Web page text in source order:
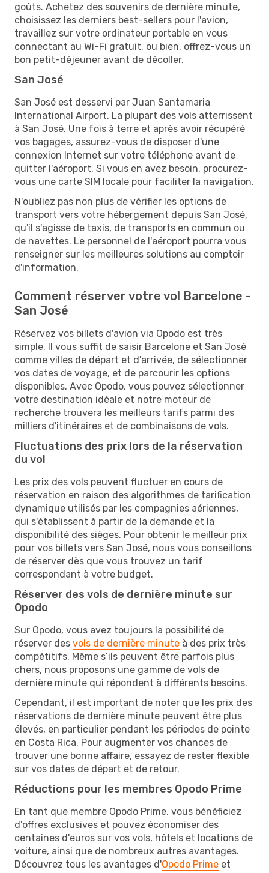
goûts. Achetez des souvenirs de dernière minute,
choisissez les derniers best-sellers pour l'avion,
travaillez sur votre ordinateur portable en vous
connectant au Wi-Fi gratuit, ou bien, offrez-vous un
bon petit-déjeuner avant de décoller.
San José
San José est desservi par Juan Santamaria
International Airport. La plupart des vols atterrissent
à San José. Une fois à terre et après avoir récupéré
vos bagages, assurez-vous de disposer d'une
connexion Internet sur votre téléphone avant de
quitter l'aéroport. Si vous en avez besoin, procurez-
vous une carte SIM locale pour faciliter la navigation.
N'oubliez pas non plus de vérifier les options de
transport vers votre hébergement depuis San José,
qu'il s'agisse de taxis, de transports en commun ou
de navettes. Le personnel de l'aéroport pourra vous
renseigner sur les meilleures solutions au comptoir
d'information.
Comment réserver votre vol Barcelone -
San José
Réservez vos billets d'avion via Opodo est très
simple. Il vous suffit de saisir Barcelone et San José
comme villes de départ et d'arrivée, de sélectionner
vos dates de voyage, et de parcourir les options
disponibles. Avec Opodo, vous pouvez sélectionner
votre destination idéale et notre moteur de
recherche trouvera les meilleurs tarifs parmi des
milliers d'itinéraires et de combinaisons de vols.
Fluctuations des prix lors de la réservation
du vol
Les prix des vols peuvent fluctuer en cours de
réservation en raison des algorithmes de tarification
dynamique utilisés par les compagnies aériennes,
qui s'établissent à partir de la demande et la
disponibilité des sièges. Pour obtenir le meilleur prix
pour vos billets vers San José, nous vous conseillons
de réserver dès que vous trouvez un tarif
correspondant à votre budget.
Réserver des vols de dernière minute sur
Opodo
Sur Opodo, vous avez toujours la possibilité de
réserver des vols de dernière minute à des prix très
compétitifs. Même s’ils peuvent être parfois plus
chers, nous proposons une gamme de vols de
dernière minute qui répondent à différents besoins.
Cependant, il est important de noter que les prix des
réservations de dernière minute peuvent être plus
élevés, en particulier pendant les périodes de pointe
en Costa Rica. Pour augmenter vos chances de
trouver une bonne affaire, essayez de rester flexible
sur vos dates de départ et de retour.
Réductions pour les membres Opodo Prime
En tant que membre Opodo Prime, vous bénéficiez
d'offres exclusives et pouvez économiser des
centaines d'euros sur vos vols, hôtels et locations de
voiture, ainsi que de nombreux autres avantages.
Découvrez tous les avantages d'Opodo Prime et